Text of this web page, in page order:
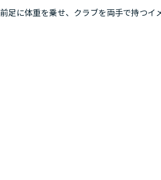
前足に体重を乗せ、クラブを両手で持つイ